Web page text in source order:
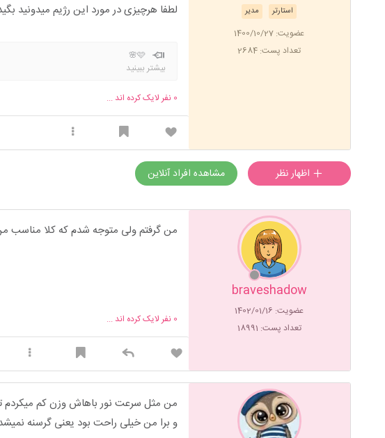
مدیر استارتر
عضویت: 1400/10/27
تعداد پست: 2684
لطفا هرچیزی در مورد این رژیم میدونید
🩷🌸
بیشتر ببینید
0 نفر لایک کرده اند ...
مشاهده افراد آنلاین
braveshadow
عضویت: 1402/01/16
تعداد پست: 18991
من گرفتم ولی متوجه شدم که کلا مناسب
0 نفر لایک کرده اند ...
من مثل سرعت نور باهاش وزن کم میکردم
و برا من خیلی راحت بود یعنی گرسنه